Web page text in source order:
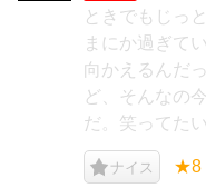
ときでもじっ
まにか過ぎて
向かえるんだ
ど、そんなの
だ。笑ってたい
ナイス ★8